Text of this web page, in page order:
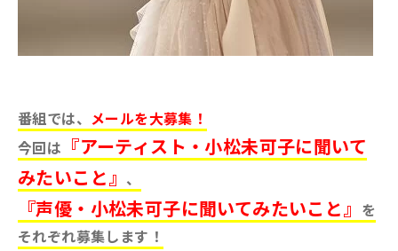
番組では、 メールを大募集！
今回は 『アーティスト・小松未可子に聞いて
みたいこと』 、
『声優・小松未可子に聞いてみたいこと』 を
それぞれ募集します！